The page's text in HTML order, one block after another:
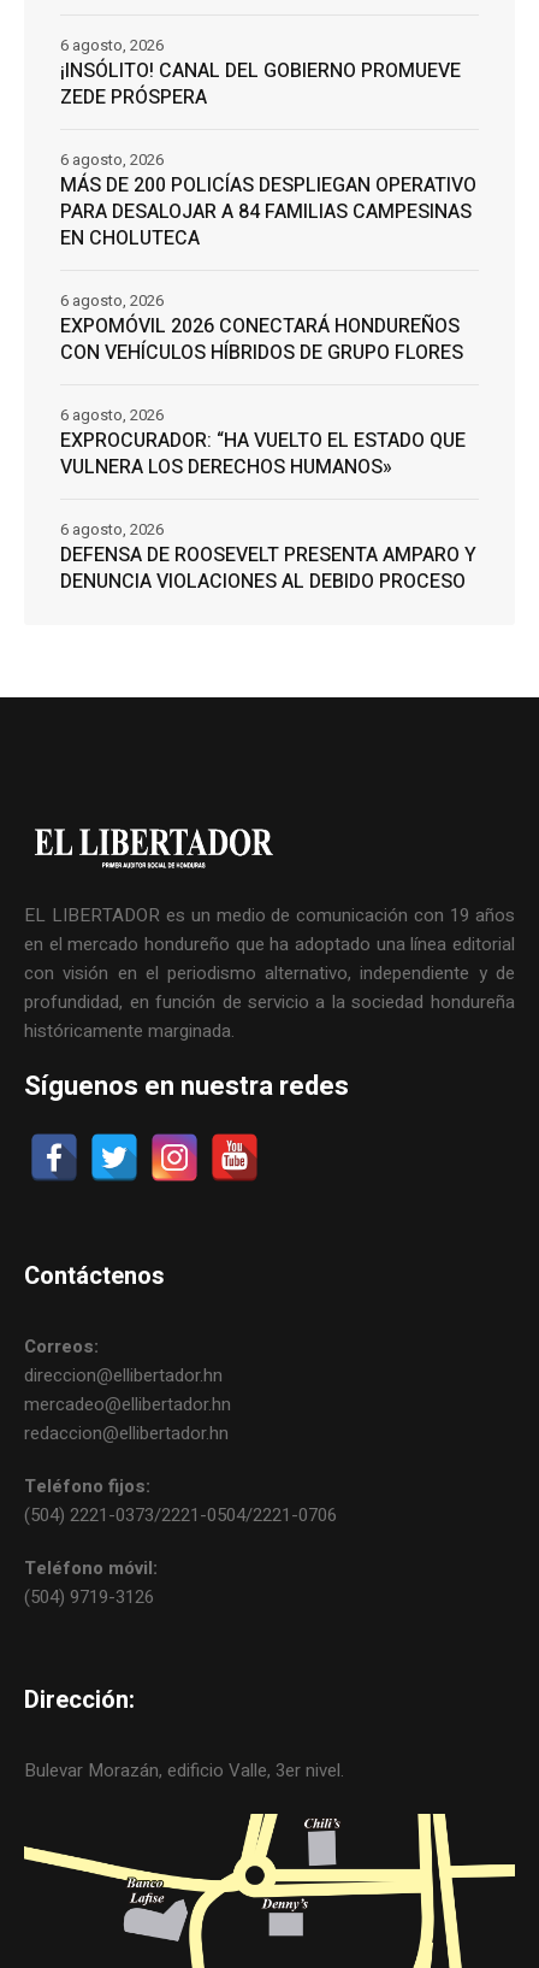
¡INSÓLITO! CANAL DEL GOBIERNO PROMUEVE
ZEDE PRÓSPERA
6 agosto, 2026
MÁS DE 200 POLICÍAS DESPLIEGAN OPERATIVO
PARA DESALOJAR A 84 FAMILIAS CAMPESINAS
EN CHOLUTECA
6 agosto, 2026
EXPOMÓVIL 2026 CONECTARÁ HONDUREÑOS
CON VEHÍCULOS HÍBRIDOS DE GRUPO FLORES
6 agosto, 2026
EXPROCURADOR: “HA VUELTO EL ESTADO QUE
VULNERA LOS DERECHOS HUMANOS»
6 agosto, 2026
DEFENSA DE ROOSEVELT PRESENTA AMPARO Y
DENUNCIA VIOLACIONES AL DEBIDO PROCESO
6 agosto, 2026
EL LIBERTADOR es un medio de comunicación con 19 años
en el mercado hondureño que ha adoptado una línea editorial
con visión en el periodismo alternativo, independiente y de
profundidad, en función de servicio a la sociedad hondureña
históricamente marginada.
Síguenos en nuestra redes
Contáctenos
Correos:
direccion@ellibertador.hn
mercadeo@ellibertador.hn
redaccion@ellibertador.hn
Teléfono fijos:
(504) 2221-0373/2221-0504/2221-0706
Teléfono móvil:
(504) 9719-3126
Dirección:
Bulevar Morazán, edificio Valle, 3er nivel.